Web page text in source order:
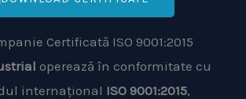
Certificată ISO 9001:2015
operează în conformitate cu
internațional ISO 9001:2015,